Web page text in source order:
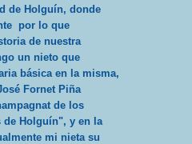
de Holguín, donde
por lo que
de nuestra
un nieto que
básica en la misma,
Fornet Piña
de los
de Holguín", y en la
mi nieta su